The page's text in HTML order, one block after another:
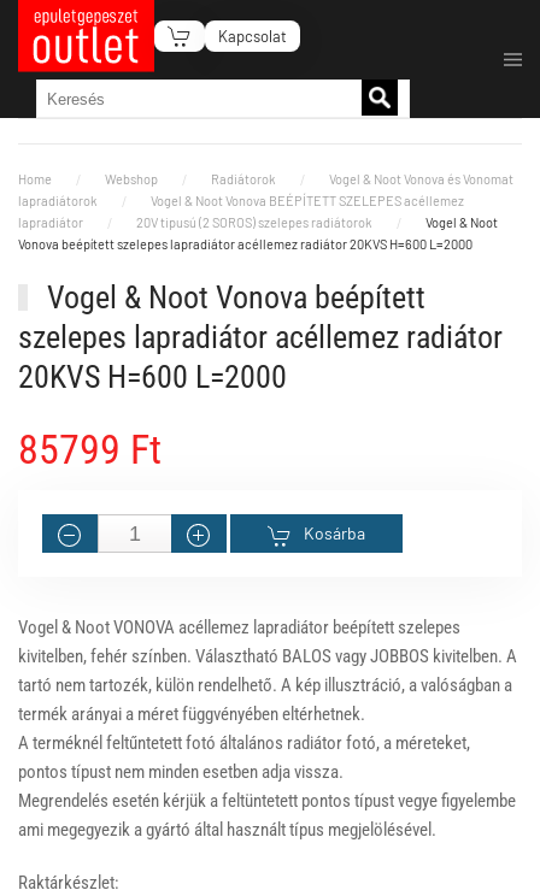
Fő tartalom átugrása
Kapcsolat
Home Webshop Radiátorok
Vogel & Noot Vonova és Vonomat
lapradiátorok
Vogel & Noot Vonova BEÉPÍTETT SZELEPES acéllemez
lapradiátor
20V tipusú (2 SOROS) szelepes radiátorok
Vogel & Noot
Vonova beépített szelepes lapradiátor acéllemez radiátor 20KVS H=600 L=2000
Vogel & Noot Vonova beépített
szelepes lapradiátor acéllemez radiátor
20KVS H=600 L=2000
85799 Ft
Kosárba
Vogel & Noot VONOVA acéllemez lapradiátor beépített szelepes
kivitelben, fehér színben. Választható BALOS vagy JOBBOS kivitelben. A
tartó nem tartozék, külön rendelhető. A kép illusztráció, a valóságban a
termék arányai a méret függvényében eltérhetnek.
A terméknél feltűntetett fotó általános radiátor fotó, a méreteket,
pontos típust nem minden esetben adja vissza.
Megrendelés esetén kérjük a feltüntetett pontos típust vegye figyelembe
ami megegyezik a gyártó által használt típus megjelölésével.
Raktárkészlet: